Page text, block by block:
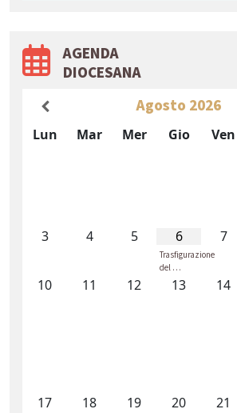
AGENDA
DIOCESANA
Agosto 2026
Lun Mar Mer Gio Ven
3 4 5 6
Trasfigurazione
del …
7
10 11 12 13 14
17 18 19 20 21